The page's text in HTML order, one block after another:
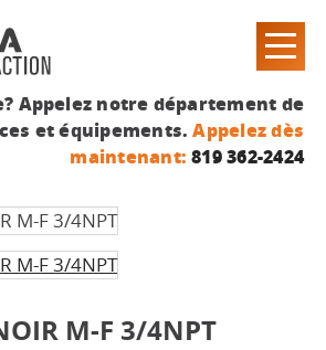
Appelez notre département de
et équipements.Appelez dès
maintenant: 819 362-2424
M-F 3/4NPT